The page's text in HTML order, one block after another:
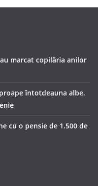
marcat copilăria anilor
întotdeauna albe.
cu o pensie de 1.500 de